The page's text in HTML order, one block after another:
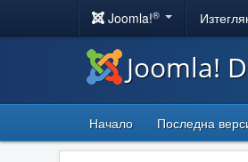
Joomla!®
Joomla!
Начало Последна